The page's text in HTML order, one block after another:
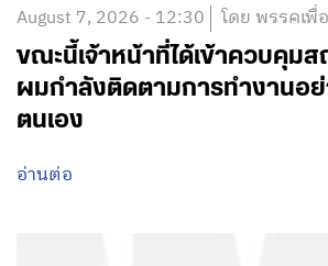
August 7, 2026 - 12:30 โดย พรรคเพื่
ขณะนี้เจ้าหน้าที่ได้เข้าควบคุม
ผมกำลังติดตามการทำงานอย่
ตนเอง
อ่านต่อ